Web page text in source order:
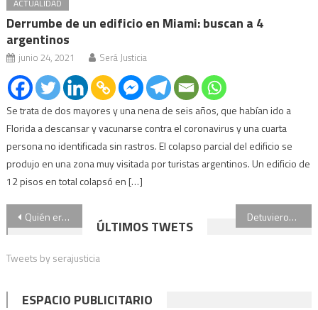
ACTUALIDAD
Derrumbe de un edificio en Miami: buscan a 4
argentinos
junio 24, 2021 Será Justicia
Se trata de dos mayores y una nena de seis años, que habían ido a
Florida a descansar y vacunarse contra el coronavirus y una cuarta
persona no identificada sin rastros. El colapso parcial del edificio se
produjo en una zona muy visitada por turistas argentinos. Un edificio de
12 pisos en total colapsó en […]
Navegación
de
entradas
Quién era Marcelo Pecci, el fiscal paraguayo asesinado en Colombia Detuvieron al ex de Beatriz Salomón, Alberto Ferriols: de qué se lo acusa
ÚLTIMOS TWETS
Tweets by serajusticia
ESPACIO PUBLICITARIO